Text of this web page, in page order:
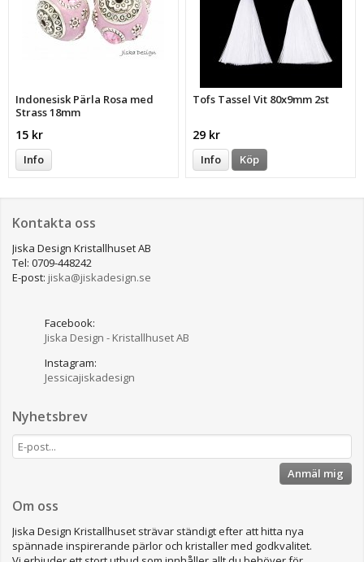
Indonesisk Pärla Rosa med
Strass 18mm
15 kr
Info
Tofs Tassel Vit 80x9mm 2st
29 kr
Info Köp
Kontakta oss
Jiska Design Kristallhuset AB
Tel: 0709-448242
E-post: jiska@jiskadesign.se
Facebook:
Jiska Design - Kristallhuset AB
Instagram:
Jessicajiskadesign
Nyhetsbrev
Anmäl mig
Om oss
Jiska Design Kristallhuset strävar ständigt efter att hitta nya
spännade inspirerande pärlor och kristaller med godkvalitet.